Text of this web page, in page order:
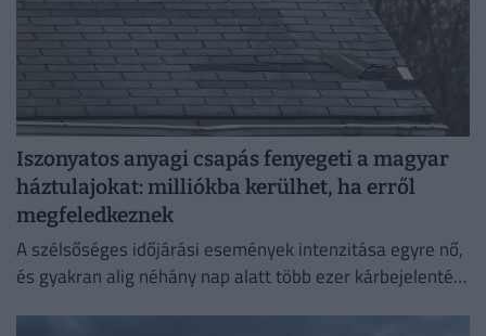
Iszonyatos anyagi csapás fenyegeti a magyar
háztulajokat: milliókba kerülhet, ha erről
megfeledkeznek
A szélsőséges időjárási események intenzitása egyre nő,
és gyakran alig néhány nap alatt több ezer kárbejelentést